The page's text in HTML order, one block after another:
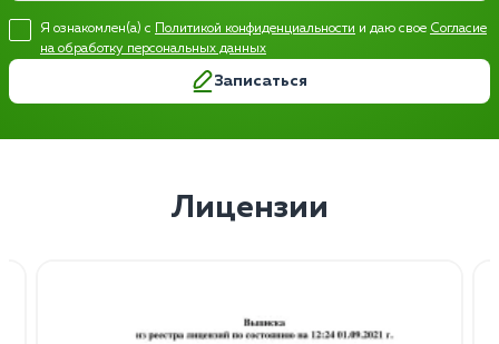
Я ознакомлен(а) с Политикой конфиденциальности и даю свое Согласие
на обработку персональных данных
Записаться
Лицензии